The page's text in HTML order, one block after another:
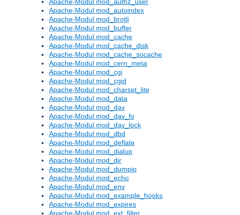
Apache-Modul mod_autoindex
Apache-Modul mod_brotli
Apache-Modul mod_buffer
Apache-Modul mod_cache
Apache-Modul mod_cache_disk
Apache-Modul mod_cache_socache
Apache-Modul mod_cern_meta
Apache-Modul mod_cgi
Apache-Modul mod_cgid
Apache-Modul mod_charset_lite
Apache-Modul mod_data
Apache-Modul mod_dav
Apache-Modul mod_dav_fs
Apache-Modul mod_dav_lock
Apache-Modul mod_dbd
Apache-Modul mod_deflate
Apache-Modul mod_dialup
Apache-Modul mod_dir
Apache-Modul mod_dumpio
Apache-Modul mod_echo
Apache-Modul mod_env
Apache-Modul mod_example_hooks
Apache-Modul mod_expires
Apache-Modul mod_ext_filter